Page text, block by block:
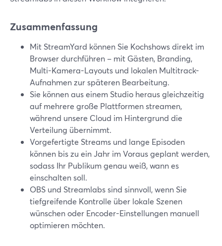
Zusammenfassung
Mit StreamYard können Sie Kochshows direkt im
Browser durchführen – mit Gästen, Branding,
Multi-Kamera-Layouts und lokalen Multitrack-
Aufnahmen zur späteren Bearbeitung.
Sie können aus einem Studio heraus gleichzeitig
auf mehrere große Plattformen streamen,
während unsere Cloud im Hintergrund die
Verteilung übernimmt.
Vorgefertigte Streams und lange Episoden
können bis zu ein Jahr im Voraus geplant werden,
sodass Ihr Publikum genau weiß, wann es
einschalten soll.
OBS und Streamlabs sind sinnvoll, wenn Sie
tiefgreifende Kontrolle über lokale Szenen
wünschen oder Encoder-Einstellungen manuell
optimieren möchten.